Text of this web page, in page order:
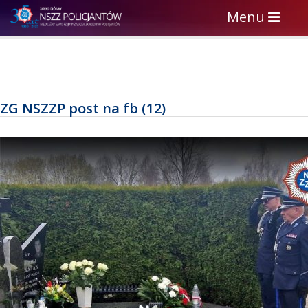
Toggle
navigation
Menu
ZG NSZZP post na fb (12)